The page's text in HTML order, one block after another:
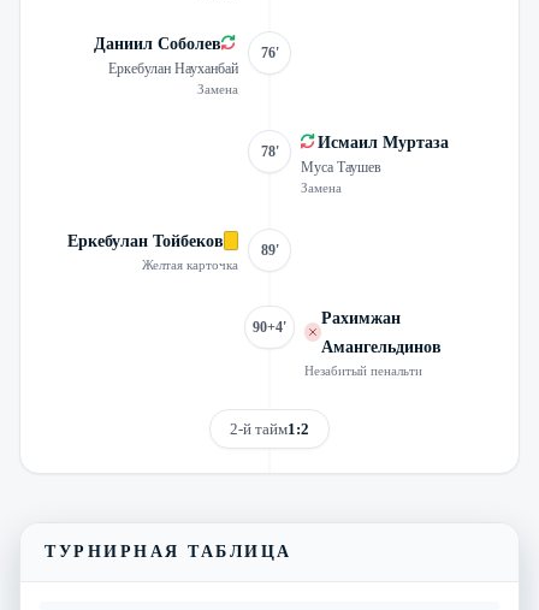
Даниил Соболев
Еркебулан Науханбай
Замена
76'
78' Исмаил Муртаза
Муса Таушев
Замена
Еркебулан Тойбеков
Желтая карточка
89'
90+4'
Рахимжан
Амангельдинов
Незабитый пенальти
2-й тайм1:2
ТУРНИРНАЯ ТАБЛИЦА